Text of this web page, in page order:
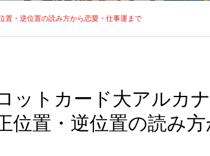
置・逆位置の読み方から恋愛・仕事運まで
ットカード大アルカ
位置・逆位置の読み